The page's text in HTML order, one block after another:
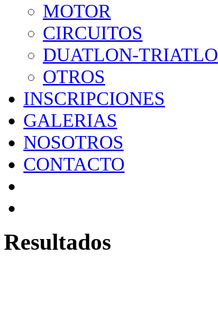
MOTOR
CIRCUITOS
DUATLON-
OTROS
INSCRIPCIONES
GALERIAS
NOSOTROS
CONTACTO
Resultados